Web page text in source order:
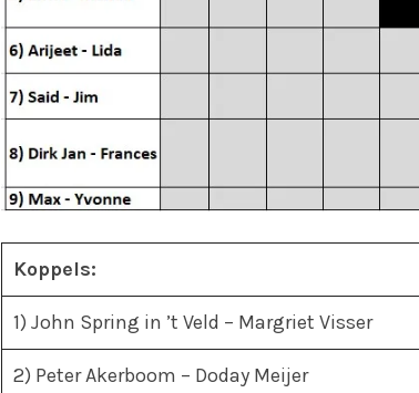
Koppels:
1) John Spring in ’t Veld – Margriet Visser
2) Peter Akerboom – Doday Meijer